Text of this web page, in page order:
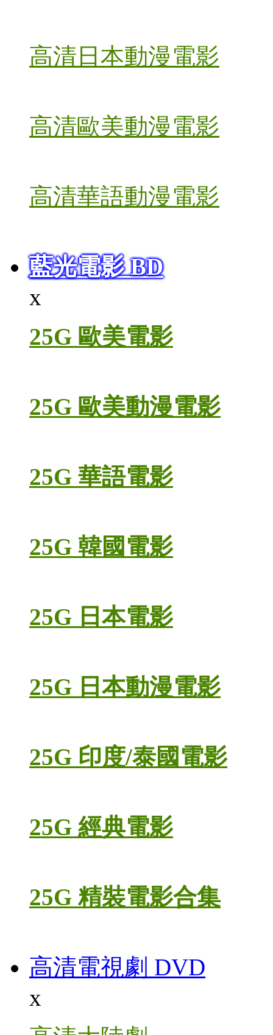
高清日本動漫電影
高清歐美動漫電影
高清華語動漫電影
藍光電影 BD
x
25G 歐美電影
25G 歐美動漫電影
25G 華語電影
25G 韓國電影
25G 日本電影
25G 日本動漫電影
25G 印度/泰國電影
25G 經典電影
25G 精裝電影合集
高清電視劇 DVD
x